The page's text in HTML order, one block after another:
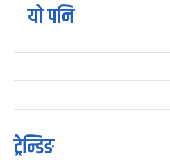
यो पनि
ट्रेन्डिङ